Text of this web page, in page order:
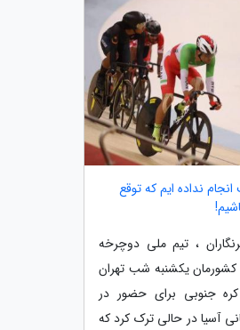
نداده ایم که توقع
، تیم ملی دوچرخه
یکشنبه شب تهران
جنوبی برای حضور در
آسیا در حالی ترک کرد که